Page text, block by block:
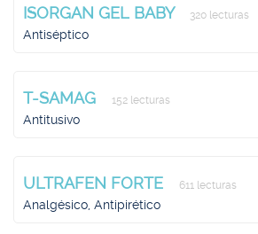
ISORGAN GEL BABY 320 lecturas
Antiséptico
T-SAMAG 152 lecturas
Antitusivo
ULTRAFEN FORTE 611 lecturas
Analgésico, Antipirético